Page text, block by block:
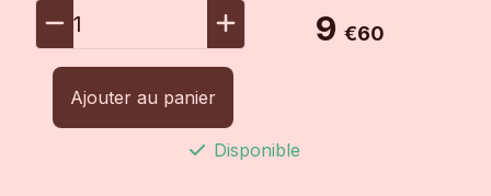
1 9€60
Ajouter au panier
Disponible